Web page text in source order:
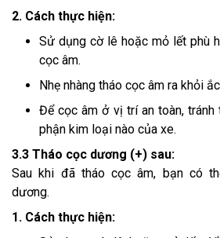
2. Cách thực hiện:
Sử dụng cờ lê hoặc mỏ lết phù
cọc âm.
Nhẹ nhàng tháo cọc âm ra khỏi
Để cọc âm ở vị trí an toàn,
phận kim loại nào của xe.
3.3 Tháo cọc dương (+) sau:
Sau khi đã tháo cọc âm, bạn có
dương.
1. Cách thực hiện: